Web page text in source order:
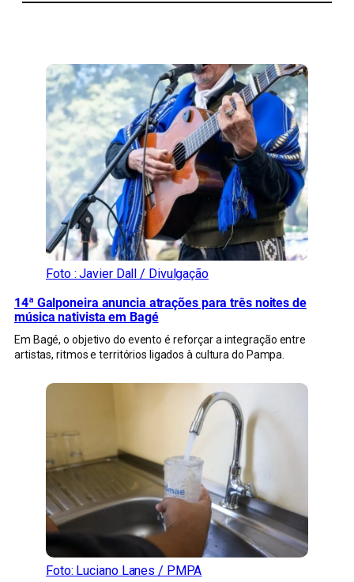
Foto : Javier Dall / Divulgação
14ª Galponeira anuncia atrações para três noites de
música nativista em Bagé
Em Bagé, o objetivo do evento é reforçar a integração entre
artistas, ritmos e territórios ligados à cultura do Pampa.
Foto: Luciano Lanes / PMPA